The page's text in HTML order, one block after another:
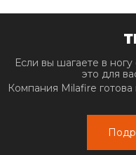
Если вы шагаете в
это для
Компания Milafire